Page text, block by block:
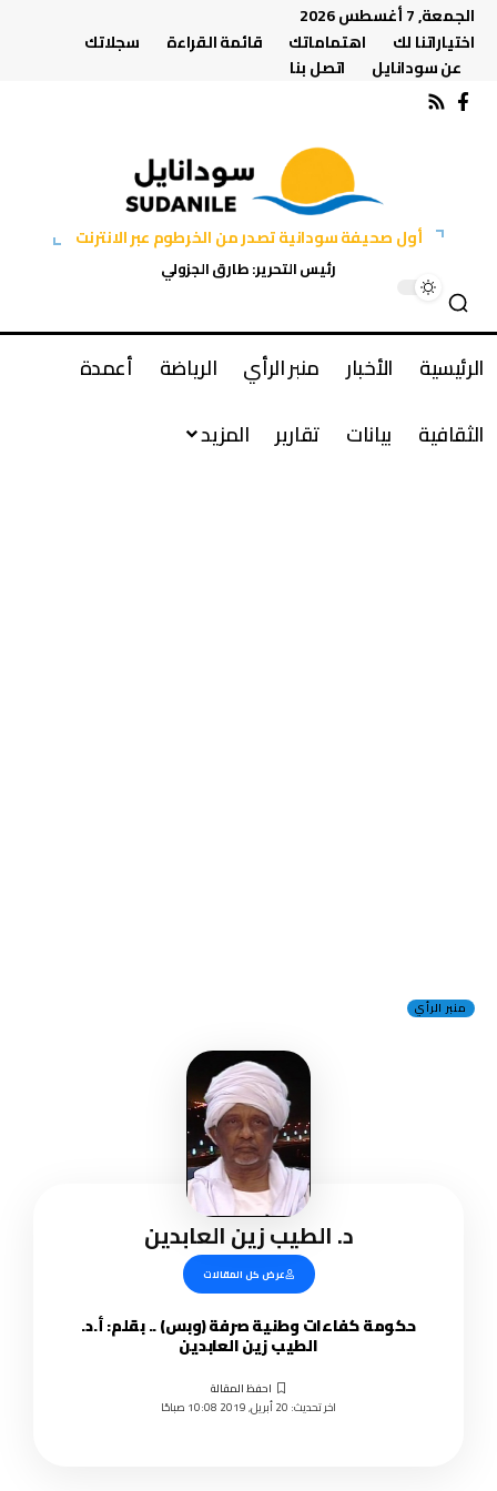
الجمعة, 7 أغسطس 2026
اختياراتنا لك
اهتماماتك قائمة القراءة
سجلاتك
عن سودانايل
اتصل بنا
أول صحيفة سودانية تصدر من الخرطوم عبر الانترنت
رئيس التحرير: طارق الجزولي
الرئيسية الأخبار منبر الرأي الرياضة
أعمدة
الثقافية
بيانات تقارير المزيد
منبر الرأي
د. الطيب زين العابدين
عرض كل المقالات
حكومة كفاءات وطنية صرفة (وبس) .. بقلم: أ.د.
الطيب زين العابدين
اخر تحديث: 20 أبريل, 2019 10:08 صباحًا